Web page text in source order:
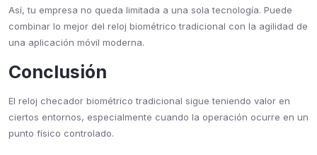
Así, tu empresa no queda limitada a una sola tecnología. Puede
combinar lo mejor del reloj biométrico tradicional con la agilidad de
una aplicación móvil moderna.
Conclusión
El reloj checador biométrico tradicional sigue teniendo valor en
ciertos entornos, especialmente cuando la operación ocurre en un
punto físico controlado.